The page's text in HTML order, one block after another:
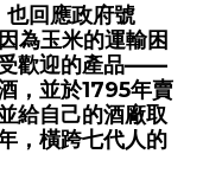
回應政府號
為玉米的運輸困
受歡迎的產品——
，並於1795年賣
給自己的酒廠取
，橫跨七代人的